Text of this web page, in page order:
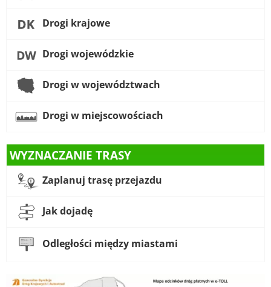
Drogi krajowe
Drogi wojewódzkie
Drogi w województwach
Drogi w miejscowościach
WYZNACZANIE TRASY
Zaplanuj trasę przejazdu
Jak dojadę
Odległości między miastami